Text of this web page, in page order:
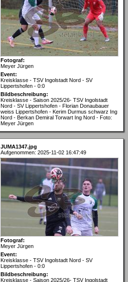
Fotograf:
Meyer Jürgen
Event:
Kreisklasse - TSV Ingolstadt Nord - SV
Lippertshofen - 0:0
Bildbeschreibung:
Kreisklasse - Saison 2025/26- TSV Ingolstadt
Nord - SV Lippertshofen - Florian Donaubauer
weiss Lippertshofen - Kerim Durmus schwarz Ing
Nord - Berkan Demiral Torwart Ing Nord - Foto:
Meyer Jürgen
JUMA1347.jpg
Aufgenommen: 2025-11-02 16:47:49
Fotograf:
Meyer Jürgen
Event:
Kreisklasse - TSV Ingolstadt Nord - SV
Lippertshofen - 0:0
Bildbeschreibung:
Kreisklasse - Saison 2025/26- TSV Ingolstadt